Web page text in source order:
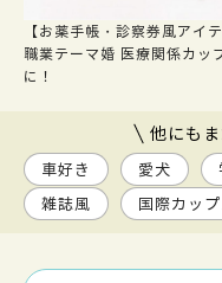
【お薬手帳・診察券風アイテ
職業テーマ婚 医療関係カッ
に！
他にも
車好き 愛犬
雑誌風
国際カッ